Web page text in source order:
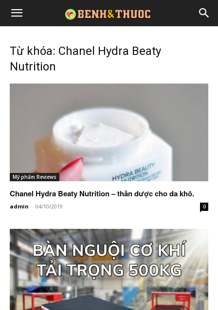
Từ khóa: Chanel Hydra Beaty
Nutrition
Mỹ phẩm Reviews
Chanel Hydra Beaty Nutrition – thần dược cho da khô.
admin - 04/10/2019 0